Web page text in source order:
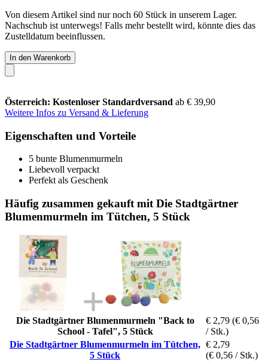
Von diesem Artikel sind nur noch 60 Stück in unserem Lager.
Nachschub ist unterwegs! Falls mehr bestellt wird, könnte dies das
Zustelldatum beeinflussen.
In den Warenkorb
Österreich: Kostenloser Standardversand ab € 39,90
Weitere Infos zu Versand & Lieferung
Eigenschaften und Vorteile
5 bunte Blumenmurmeln
Liebevoll verpackt
Perfekt als Geschenk
Häufig zusammen gekauft mit Die Stadtgärtner
Blumenmurmeln im Tütchen, 5 Stück
Die Stadtgärtner Blumenmurmeln "Back to
School - Tafel", 5 Stück
€ 2,79 (€ 0,56
/ Stk.)
Die Stadtgärtner Blumenmurmeln im Tütchen,
5 Stück
€ 2,79
(€ 0,56 / Stk.)